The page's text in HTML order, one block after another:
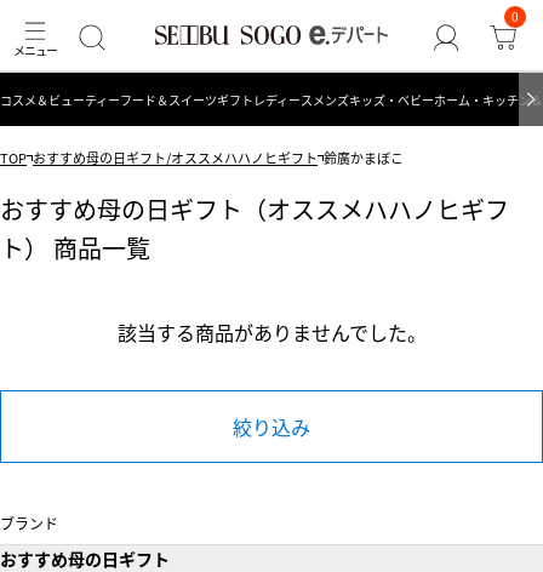
0
コスメ＆ビューティーフード＆スイーツギフト レディース メンズキッズ・ベビーホーム・キッチン
TOP おすすめ母の日ギフト/オススメハハノヒギフト 鈴廣かまぼこ
おすすめ母の日ギフト（オススメハハノヒギフ
ト） 商品一覧
該当する商品がありませんでした。
絞り込み
ブランド
おすすめ母の日ギフト